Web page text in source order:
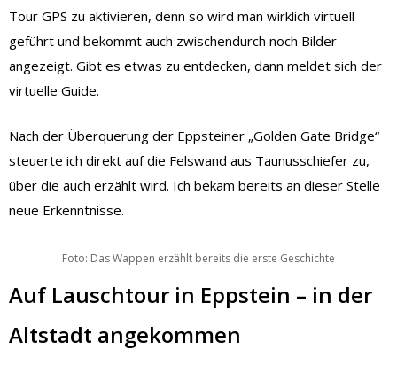
Tour GPS zu aktivieren, denn so wird man wirklich virtuell
geführt und bekommt auch zwischendurch noch Bilder
angezeigt. Gibt es etwas zu entdecken, dann meldet sich der
virtuelle Guide.
Nach der Überquerung der Eppsteiner „Golden Gate Bridge“
steuerte ich direkt auf die Felswand aus Taunusschiefer zu,
über die auch erzählt wird. Ich bekam bereits an dieser Stelle
neue Erkenntnisse.
Foto: Das Wappen erzählt bereits die erste Geschichte
Auf Lauschtour in Eppstein – in der
Altstadt angekommen